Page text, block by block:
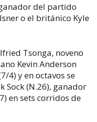
del partido
o el británico Kyle
Tsonga, noveno
Kevin Anderson
4) y en octavos se
Sock (N.26), ganador
en sets corridos de